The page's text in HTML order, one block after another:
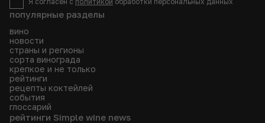
популярные разделы
вино
новости
страны и регионы
сорта винограда
крепкое и не только
рейтинги
рецепты коктейлей
события
глоссарий
рейтинги Simple wine news